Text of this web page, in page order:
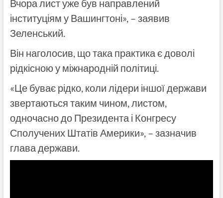
Вчора лист уже був направлений
інституціям у Вашингтоні», – заявив
Зеленський.
Він наголосив, що така практика є доволі
рідкісною у міжнародній політиці.
«Це буває рідко, коли лідери іншої держави
звертаються таким чином, листом,
одночасно до Президента і Конгресу
Сполучених Штатів Америки», – зазначив
глава держави.